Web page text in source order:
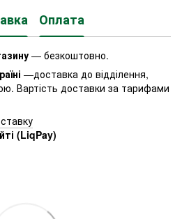
Оплата
— безкоштовно.
—доставка до відділення,
Вартість доставки за тарифами
(LiqPay)